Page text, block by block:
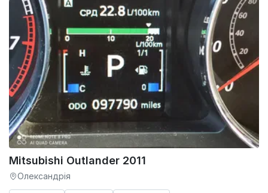
Mitsubishi Outlander 2011
Олександрія